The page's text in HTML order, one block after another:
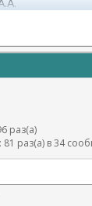
липофилинг
раз(а)
раз(а) в 34